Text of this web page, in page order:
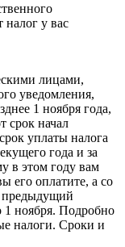
налог у вас
лицами,
уведомления,
1 ноября года,
срок начал
уплаты налога
года и за
в этом году вам
его оплатите, а со
предыдущий
ноября. Подробно
налоги. Сроки и